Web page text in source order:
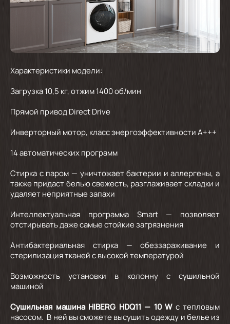
Характеристики модели:
Загрузка 10,5 кг, отжим 1400 об/мин
Прямой привод Direct Drive
Инверторный мотор, класс энергоэффективности А+++
14 автоматических программ
Стирка с паром — уничтожает бактерии и аллергены, а
также придаст белью свежесть, разглаживает складки и
удаляет неприятные запахи
Интеллектуальная программа Smart — позволяет
отстирывать даже самые стойкие загрязнения
Антибактериальная стирка — обеззараживание и
стерилизация тканей с высокой температурой
Возможность установки в колонну с сушильной
машиной
Сушильная машина HIBERG HDQ11 — 10 Wс тепловым
насосом. В ней вы сможете высушить одежду и белье из